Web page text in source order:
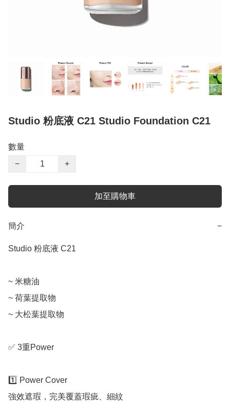
Studio 粉底液 C21 Studio Foundation C21
數量
−
+
加至購物車
簡介 −
Studio 粉底液 C21
~ 米糖油
~ 荷葉提取物
~ 大松葉提取物
✅ 3重Power
1️⃣ Power Cover
強效遮瑕，完美覆蓋瑕疵、細紋